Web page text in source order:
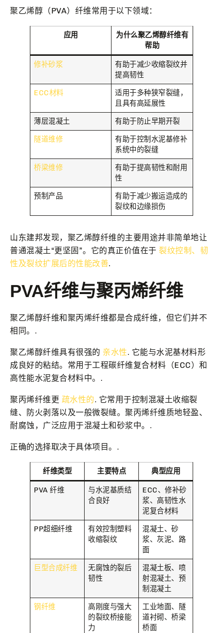
聚乙烯醇（PVA）纤维常用于以下领域：
应用
为什么聚乙烯醇纤维有
帮助
修补砂浆
有助于减少收缩裂纹并
提高韧性
ECC材料
适用于多种狭窄裂缝，
且具有高延展性
薄层混凝土
有助于防止早期开裂
隧道维修
有助于控制水泥基修补
系统中的裂缝
桥梁维修
有助于提高韧性和耐用
性
预制产品
有助于减少搬运造成的
裂纹和边缘损伤
山东建邦发现，聚乙烯醇纤维的主要用途并非简单地让
普通混凝土“更坚固”。它的真正价值在于 裂纹控制、韧
性及裂纹扩展后的性能改善.
PVA纤维与聚丙烯纤维
聚乙烯醇纤维和聚丙烯纤维都是合成纤维，但它们并不
相同。.
聚乙烯醇纤维具有很强的 亲水性. 它能与水泥基材料形
成良好的粘结。常用于工程碳纤维复合材料（ECC）和
高性能水泥复合材料中。.
聚丙烯纤维更 疏水性的. 它常用于控制混凝土收缩裂
缝、防火剥落以及一般微裂缝。聚丙烯纤维质地轻盈、
耐腐蚀，广泛应用于混凝土和砂浆中。.
正确的选择取决于具体项目。.
纤维类型 主要特点 典型应用
PVA 纤维
与水泥基质结
合良好
ECC、修补砂
浆、高韧性水
泥复合材料
PP超细纤维
有效控制塑料
收缩裂纹
混凝土、砂
浆、灰泥、路
面
巨型合成纤维
无腐蚀的裂后
韧性
混凝土板、喷
射混凝土、预
制混凝土
钢纤维
高刚度与强大
的裂纹桥接能
力
工业地面、隧
道衬砌、桥梁
桥面